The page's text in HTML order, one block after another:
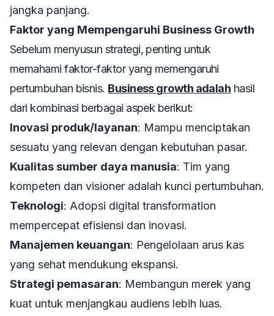
jangka panjang.
Faktor yang Mempengaruhi Business Growth
Sebelum menyusun strategi, penting untuk
memahami faktor-faktor yang memengaruhi
pertumbuhan bisnis. Business growth adalah hasil
dari kombinasi berbagai aspek berikut:
Inovasi produk/layanan: Mampu menciptakan
sesuatu yang relevan dengan kebutuhan pasar.
Kualitas sumber daya manusia: Tim yang
kompeten dan visioner adalah kunci pertumbuhan.
Teknologi: Adopsi digital transformation
mempercepat efisiensi dan inovasi.
Manajemen keuangan: Pengelolaan arus kas
yang sehat mendukung ekspansi.
Strategi pemasaran: Membangun merek yang
kuat untuk menjangkau audiens lebih luas.